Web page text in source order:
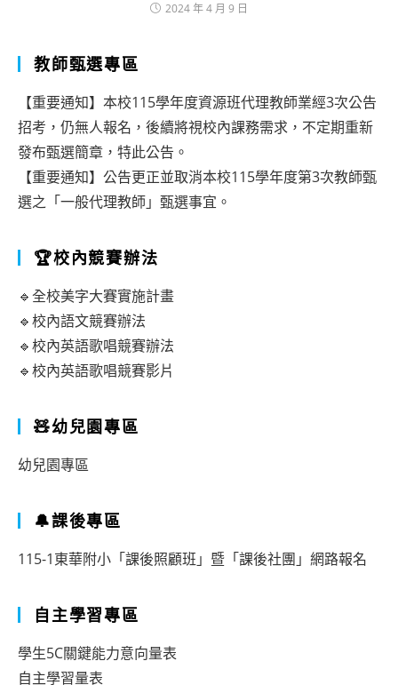
2024 年 4 月 9 日
教師甄選專區
【重要通知】本校115學年度資源班代理教師業經3次公告
招考，仍無人報名，後續將視校內課務需求，不定期重新
發布甄選簡章，特此公告。
【重要通知】公告更正並取消本校115學年度第3次教師甄
選之「一般代理教師」甄選事宜。
🏆校內競賽辦法
🔹全校美字大賽實施計畫
🔹校內語文競賽辦法
🔹校內英語歌唱競賽辦法
🔹校內英語歌唱競賽影片
🧸幼兒園專區
幼兒園專區
🔔課後專區
115-1東華附小「課後照顧班」暨「課後社團」網路報名
自主學習專區
學生5C關鍵能力意向量表
自主學習量表